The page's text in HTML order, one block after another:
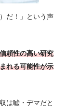
だ！」という声
信頼性の高い研究
れる可能性が示
は嘘・デマだと